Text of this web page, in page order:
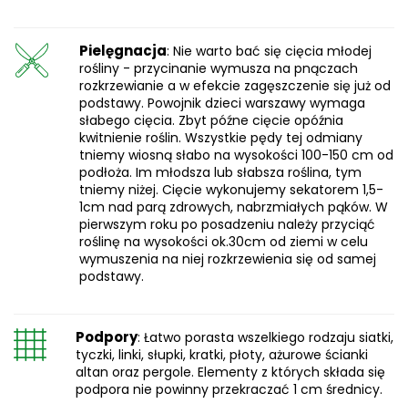
Pielęgnacja: Nie warto bać się cięcia młodej
rośliny - przycinanie wymusza na pnączach
rozkrzewianie a w efekcie zagęszczenie się już od
podstawy. Powojnik dzieci warszawy wymaga
słabego cięcia. Zbyt późne cięcie opóźnia
kwitnienie roślin. Wszystkie pędy tej odmiany
tniemy wiosną słabo na wysokości 100-150 cm od
podłoża. Im młodsza lub słabsza roślina, tym
tniemy niżej. Cięcie wykonujemy sekatorem 1,5-
1cm nad parą zdrowych, nabrzmiałych pąków. W
pierwszym roku po posadzeniu należy przyciąć
roślinę na wysokości ok.30cm od ziemi w celu
wymuszenia na niej rozkrzewienia się od samej
podstawy.
Podpory: Łatwo porasta wszelkiego rodzaju siatki,
tyczki, linki, słupki, kratki, płoty, ażurowe ścianki
altan oraz pergole. Elementy z których składa się
podpora nie powinny przekraczać 1 cm średnicy.